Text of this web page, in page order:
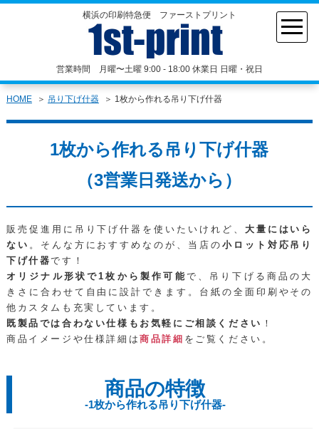
横浜の印刷特急便 ファーストプリント
営業時間 月曜〜土曜 9:00 - 18:00 休業日 日曜・祝日
HOME 吊り下げ什器 1枚から作れる吊り下げ什器
1枚から作れる吊り下げ什器
（3営業日発送から）
販売促進用に吊り下げ什器を使いたいけれど、 大量にはいら
ない 。そんな方におすすめなのが、当店の 小ロット対応吊り
下げ什器です！
オリジナル形状で1枚から製作可能 で、吊り下げる商品の大
きさに合わせて自由に設計できます。台紙の全面印刷やその
他カスタムも充実しています。
既製品では合わない仕様もお気軽にご相談ください ！
商品イメージや仕様詳細は商品詳細 をご覧ください。
商品の特徴
-1枚から作れる吊り下げ什器-